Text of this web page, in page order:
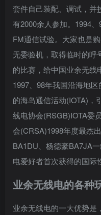
套件自己装配、调试，并
有2000余人参加。1994
FM通信试验。大家也是
无委验机，取得临时的呼
的比赛，给中国业余无线
1997、98年我国沿海地
的海岛通信活动(IOTA)，
线电协会(RSGB)IOTA委
会(CRSA)1998年度最杰
BA1DU、杨德豪BA7JA
电爱好者首次获得的国际
业余无线电的各种
业余无线电的一大优势是